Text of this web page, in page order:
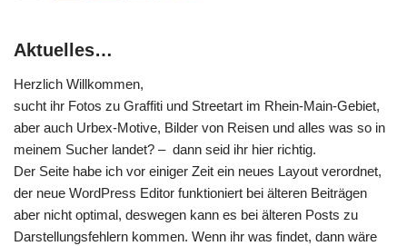
Aktuelles…
Herzlich Willkommen,
sucht ihr Fotos zu Graffiti und Streetart im Rhein-Main-Gebiet,
aber auch Urbex-Motive, Bilder von Reisen und alles was so in
meinem Sucher landet? – dann seid ihr hier richtig.
Der Seite habe ich vor einiger Zeit ein neues Layout verordnet,
der neue WordPress Editor funktioniert bei älteren Beiträgen
aber nicht optimal, deswegen kann es bei älteren Posts zu
Darstellungsfehlern kommen. Wenn ihr was findet, dann wäre